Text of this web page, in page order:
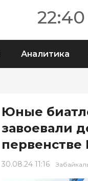
22:40
Аналитика
Юные
завоевали
первенстве
30.08.24 11:16